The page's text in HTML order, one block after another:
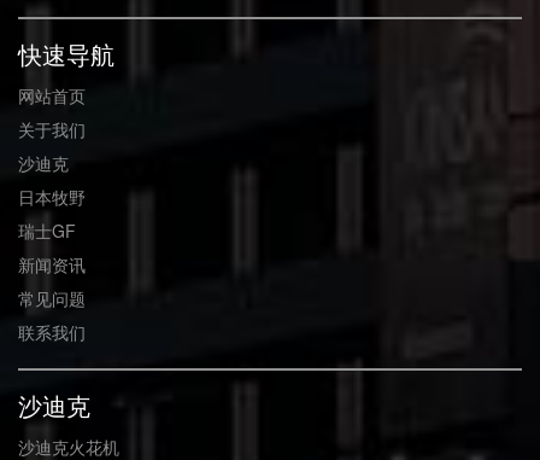
快速导航
网站首页
关于我们
沙迪克
日本牧野
瑞士GF
新闻资讯
常见问题
联系我们
沙迪克
沙迪克火花机